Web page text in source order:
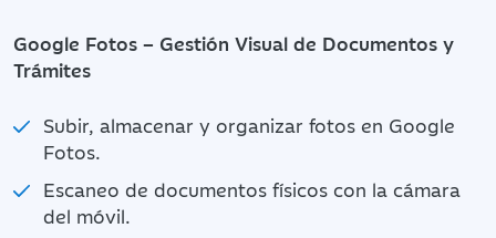
Google Fotos – Gestión Visual de Documentos y
Trámites
Subir, almacenar y organizar fotos en Google
Fotos.
Escaneo de documentos físicos con la cámara
del móvil.